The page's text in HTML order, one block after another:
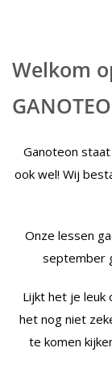
Welkom
Ganoteon
ook wel! Wij
Onze lessen
september
Lijkt het je leuk
het nog niet
te komen